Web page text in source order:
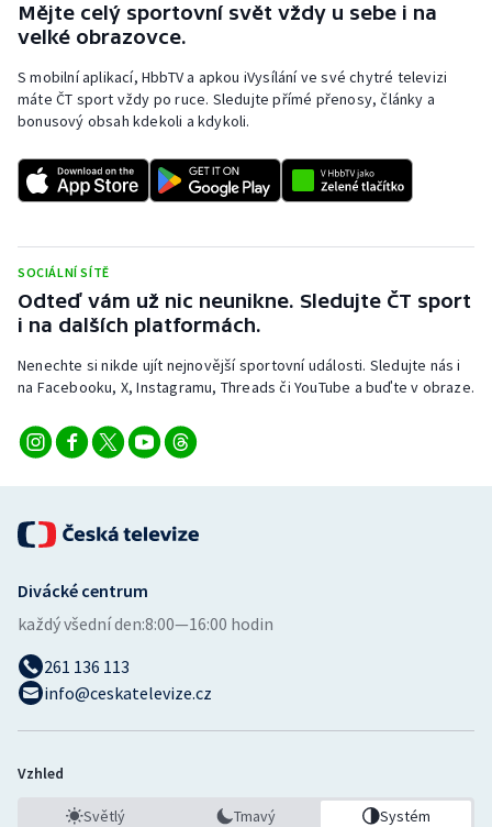
Vodní slalom
Volejbal
Ostatní
Mějte celý sportovní svět vždy u sebe i na
velké obrazovce.
S mobilní aplikací, HbbTV a apkou iVysílání ve své chytré televizi
máte ČT sport vždy po ruce. Sledujte přímé přenosy, články a
bonusový obsah kdekoli a kdykoli.
SOCIÁLNÍ SÍTĚ
Odteď vám už nic neunikne. Sledujte ČT sport
i na dalších platformách.
Nenechte si nikde ujít nejnovější sportovní události. Sledujte nás i
na Facebooku, X, Instagramu, Threads či YouTube a buďte v obraze.
Divácké centrum
každý všední den:8:00—16:00 hodin
261 136 113
info@ceskatelevize.cz
Vzhled
Světlý Tmavý Systém